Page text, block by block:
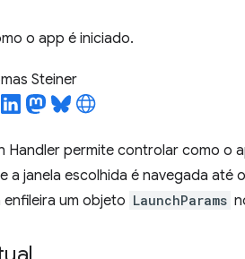
o app é iniciado.
Steiner
Handler permite controlar como o
a janela escolhida é navegada até
um objeto LaunchParams